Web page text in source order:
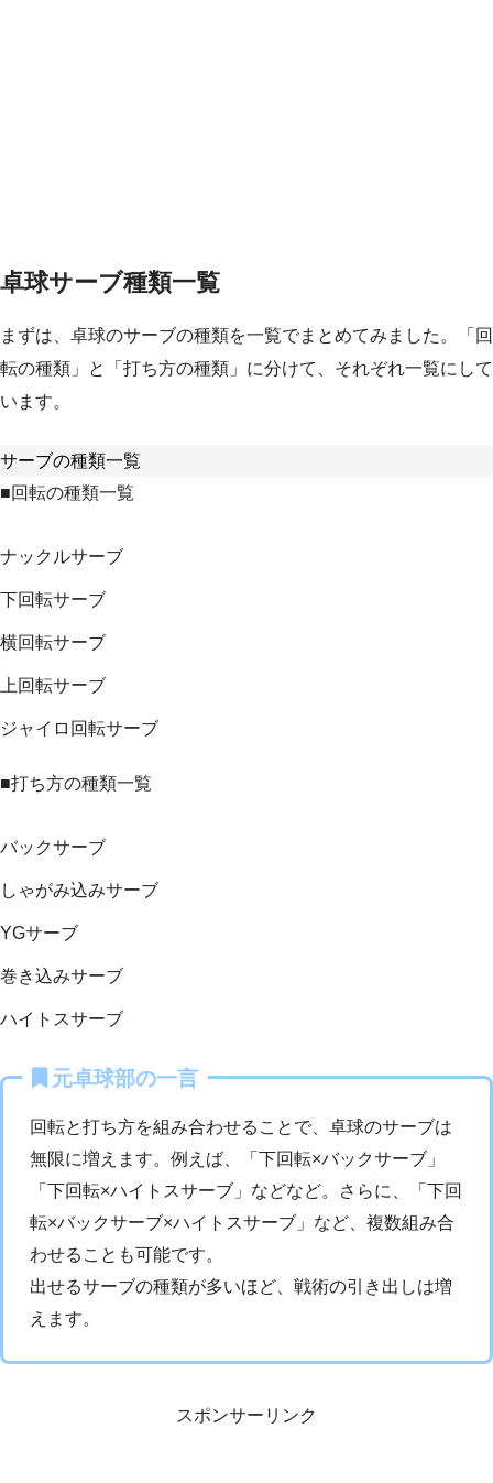
卓球サーブ種類一覧
まずは、卓球のサーブの種類を一覧でまとめてみました。「回
転の種類」と「打ち方の種類」に分けて、それぞれ一覧にして
います。
サーブの種類一覧
■回転の種類一覧
ナックルサーブ
下回転サーブ
横回転サーブ
上回転サーブ
ジャイロ回転サーブ
■打ち方の種類一覧
バックサーブ
しゃがみ込みサーブ
YGサーブ
巻き込みサーブ
ハイトスサーブ
元卓球部の一言
回転と打ち方を組み合わせることで、卓球のサーブは
無限に増えます。例えば、「下回転×バックサーブ」
「下回転×ハイトスサーブ」などなど。さらに、「下回
転×バックサーブ×ハイトスサーブ」など、複数組み合
わせることも可能です。
出せるサーブの種類が多いほど、戦術の引き出しは増
えます。
スポンサーリンク